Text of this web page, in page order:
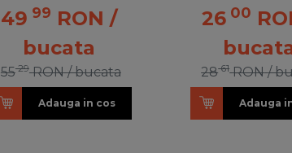
49 99 RON /
bucata
5529 RON / bucata
Adauga in cos
26 00
2861 RON /
Adauga